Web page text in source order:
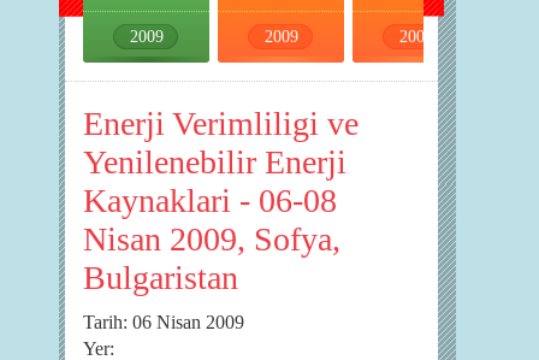
2009 2009 2009
Enerji Verimliligi ve
Yenilenebilir Enerji
Kaynaklari - 06-08
Nisan 2009, Sofya,
Bulgaristan
Tarih: 06 Nisan 2009
Yer: